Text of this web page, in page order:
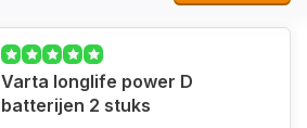
Varta longlife power D
batterijen 2 stuks